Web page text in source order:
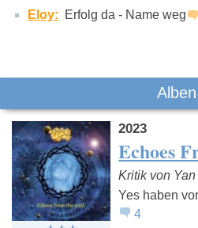
Eloy:
Erfolg da - Name weg
Alben
2023
Echoes
Kritik von
Yes haben
4